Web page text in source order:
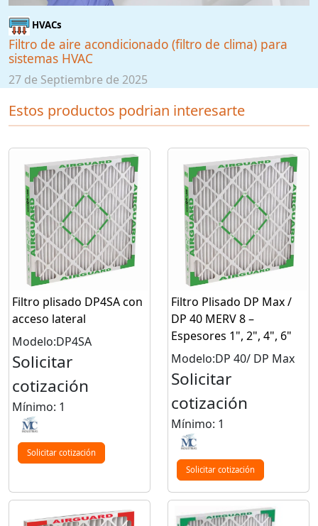
HVACs
Filtro de aire acondicionado (filtro de clima) para
sistemas HVAC
27 de Septiembre de 2025
Estos productos podrian interesarte
Filtro plisado DP4SA con
acceso lateral
Modelo:DP4SA
Solicitar
cotización
Mínimo: 1
Solicitar cotización
Filtro Plisado DP Max /
DP 40 MERV 8 –
Espesores 1", 2", 4", 6"
Modelo:DP 40/ DP Max
Solicitar
cotización
Mínimo: 1
Solicitar cotización